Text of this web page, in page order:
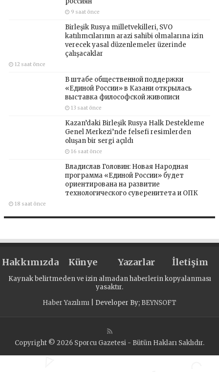
9 saat önce
Birleşik Rusya milletvekilleri, SVO
katılımcılarının arazi sahibi olmalarına izin
verecek yasal düzenlemeler üzerinde
çalışacaklar
12 saat önce
В штабе общественной поддержки
«Единой России» в Казани открылась
выставка философской живописи
13 saat önce
Kazan’daki Birleşik Rusya Halk Destekleme
Genel Merkezi’nde felsefi resimlerden
oluşan bir sergi açıldı
16 saat önce
Владислав Головин: Новая Народная
программа «Единой России» будет
ориентирована на развитие
технологического суверенитета и ОПК
18 saat önce
Hakkımızda Künye Yazarlar İletişim
Kaynak belirtmeden ve izin almadan haberlerin kopyalanması
yasaktır.
Haber Yazılımı | Developer By; BEYNSOFT
Copyright © 2026 Sporcu Gazetesi - Bütün Hakları Saklıdır.